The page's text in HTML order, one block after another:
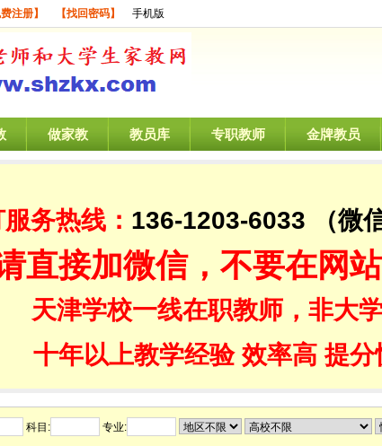
费注册】 【找回密码】 手机版
做家教 教员库 专职教师 金牌教员
务热线： 136-1203-6033 （微
直接加微信，不要在网
天津学校一线在职教师，非大
十年以上教学经验 效率高 提分
科目: 专业: